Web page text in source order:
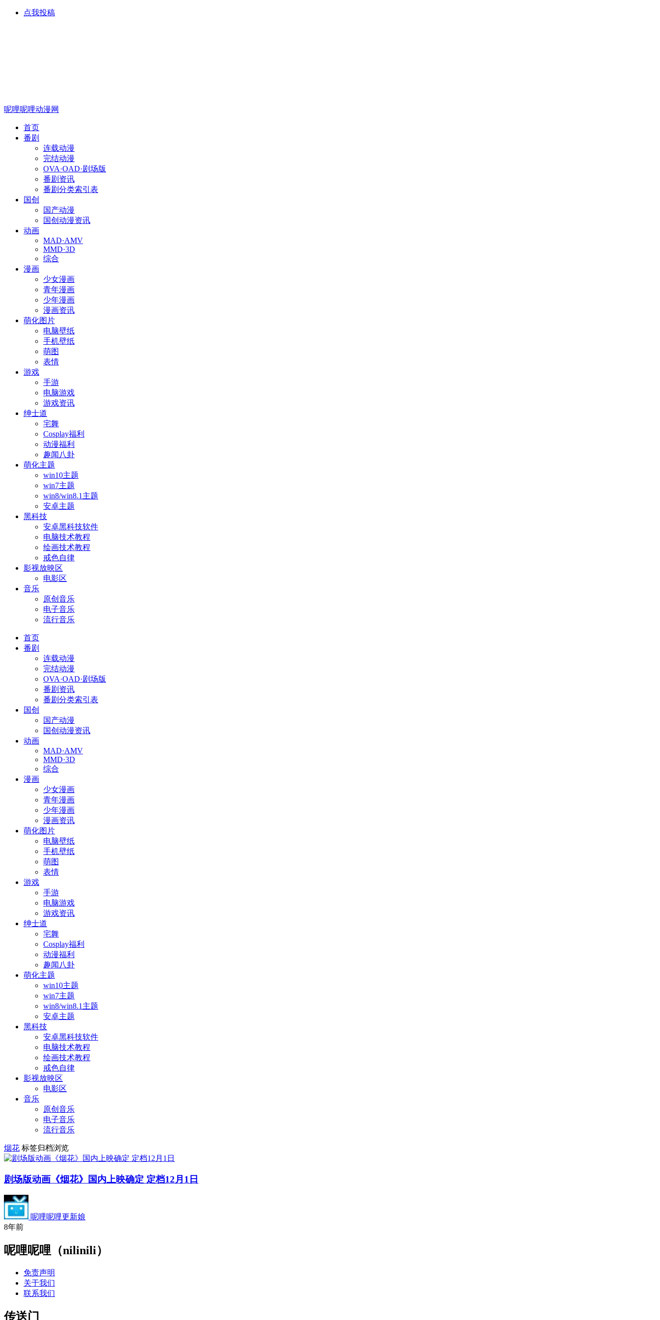
点我投稿
呢哩呢哩动漫网
首页
番剧
连载动漫
完结动漫
OVA·OAD·剧场版
番剧资讯
番剧分类索引表
国创
国产动漫
国创动漫资讯
动画
MAD·AMV
MMD·3D
综合
漫画
少女漫画
青年漫画
少年漫画
漫画资讯
萌化图片
电脑壁纸
手机壁纸
萌图
表情
游戏
手游
电脑游戏
游戏资讯
绅士道
宅舞
Cosplay福利
动漫福利
趣闻八卦
萌化主题
win10主题
win7主题
win8/win8.1主题
安卓主题
黑科技
安卓黑科技软件
电脑技术教程
绘画技术教程
戒色自律
影视放映区
电影区
音乐
原创音乐
电子音乐
流行音乐
首页
番剧
连载动漫
完结动漫
OVA·OAD·剧场版
番剧资讯
番剧分类索引表
国创
国产动漫
国创动漫资讯
动画
MAD·AMV
MMD·3D
综合
漫画
少女漫画
青年漫画
少年漫画
漫画资讯
萌化图片
电脑壁纸
手机壁纸
萌图
表情
游戏
手游
电脑游戏
游戏资讯
绅士道
宅舞
Cosplay福利
动漫福利
趣闻八卦
萌化主题
win10主题
win7主题
win8/win8.1主题
安卓主题
黑科技
安卓黑科技软件
电脑技术教程
绘画技术教程
戒色自律
影视放映区
电影区
音乐
原创音乐
电子音乐
流行音乐
烟花 标签归档浏览
剧场版动画《烟花》国内上映确定 定档12月1日
呢哩呢哩更新娘
8年前
呢哩呢哩（nilinili）
免责声明
关于我们
联系我们
传送门